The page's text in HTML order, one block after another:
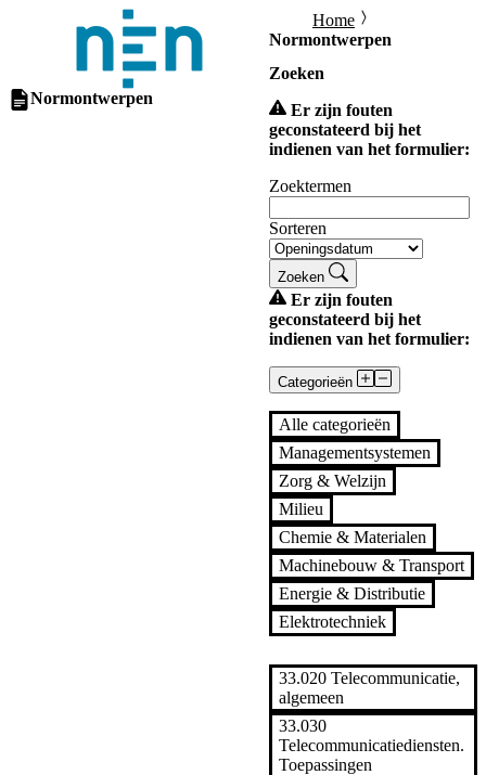
Normontwerpen
Home
Normontwerpen
Zoeken
Er zijn fouten
geconstateerd bij het
indienen van het formulier:
Zoektermen
Sorteren
Zoeken
Er zijn fouten
geconstateerd bij het
indienen van het formulier:
Categorieën
Alle categorieën
Managementsystemen
Zorg & Welzijn
Milieu
Chemie & Materialen
Machinebouw & Transport
Energie & Distributie
Elektrotechniek
33.020 Telecommunicatie,
algemeen
33.030
Telecommunicatiediensten.
Toepassingen